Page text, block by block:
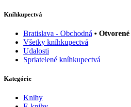
Kníhkupectvá
Bratislava - Obchodná •
Všetky kníhkupectvá
Udalosti
Spriatelené kníhkupectvá
Kategórie
Knihy